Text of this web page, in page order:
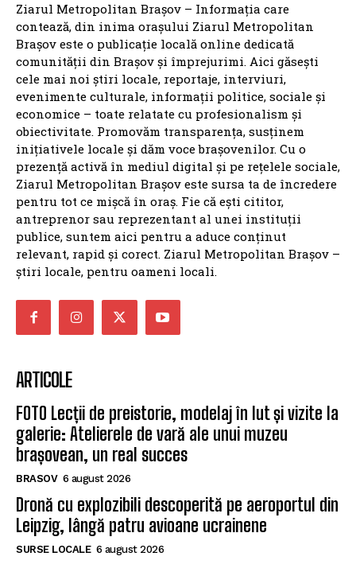
Ziarul Metropolitan Brașov – Informația care
contează, din inima orașului Ziarul Metropolitan
Brașov este o publicație locală online dedicată
comunității din Brașov și împrejurimi. Aici găsești
cele mai noi știri locale, reportaje, interviuri,
evenimente culturale, informații politice, sociale și
economice – toate relatate cu profesionalism și
obiectivitate. Promovăm transparența, susținem
inițiativele locale și dăm voce brașovenilor. Cu o
prezență activă în mediul digital și pe rețelele sociale,
Ziarul Metropolitan Brașov este sursa ta de încredere
pentru tot ce mișcă în oraș. Fie că ești cititor,
antreprenor sau reprezentant al unei instituții
publice, suntem aici pentru a aduce conținut
relevant, rapid și corect. Ziarul Metropolitan Brașov –
știri locale, pentru oameni locali.
ARTICOLE
FOTO Lecții de preistorie, modelaj în lut și vizite la
galerie: Atelierele de vară ale unui muzeu
brașovean, un real succes
BRASOV 6 august 2026
Dronă cu explozibili descoperită pe aeroportul din
Leipzig, lângă patru avioane ucrainene
SURSE LOCALE 6 august 2026